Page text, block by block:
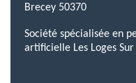
Brecey 50370
Société spécialisée en
artificielle Les Loges